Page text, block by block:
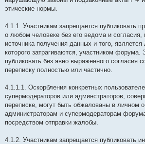
этические нормы.
4.1.1. Участникам запрещается публиковать
о любом человеке без его ведома и согласия,
источника получения данных и того,
которого затрагиваются, участником форума.
публиковать без явно выраженного согласия
переписку полностью или частично.
4.1.1.1. Оскорбления конкретных
супермодераторов или админстраторов,
переписке, могут быть обжалованы в личном
администраторам и супермодераторам
посредством отправки жалобы.
4.1.2. Участникам запрещается публиковать